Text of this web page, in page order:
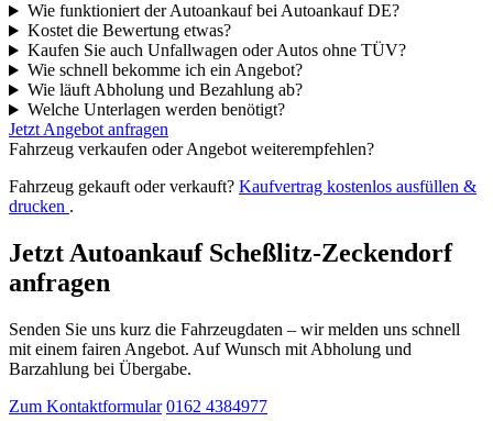
Wie funktioniert der Autoankauf bei Autoankauf DE?
Kostet die Bewertung etwas?
Kaufen Sie auch Unfallwagen oder Autos ohne TÜV?
Wie schnell bekomme ich ein Angebot?
Wie läuft Abholung und Bezahlung ab?
Welche Unterlagen werden benötigt?
Jetzt Angebot anfragen
Fahrzeug verkaufen oder Angebot weiterempfehlen?
Fahrzeug gekauft oder verkauft? Kaufvertrag kostenlos ausfüllen &
drucken .
Jetzt Autoankauf Scheßlitz-Zeckendorf
anfragen
Senden Sie uns kurz die Fahrzeugdaten – wir melden uns schnell
mit einem fairen Angebot. Auf Wunsch mit Abholung und
Barzahlung bei Übergabe.
Zum Kontaktformular 0162 4384977